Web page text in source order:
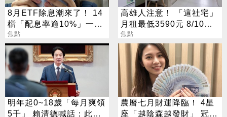
8月ETF除息潮來了！ 14
檔「配息率逾10%」一次
看
焦點
高雄人注意！ 「這社宅」
月租最低3590元 8/10起
放申請
焦點
明年起0~18歲「每月爽領
5千」 賴清德喊話：此時
農曆七月財運降臨！ 4星
座「越陰森越發財」 冠軍